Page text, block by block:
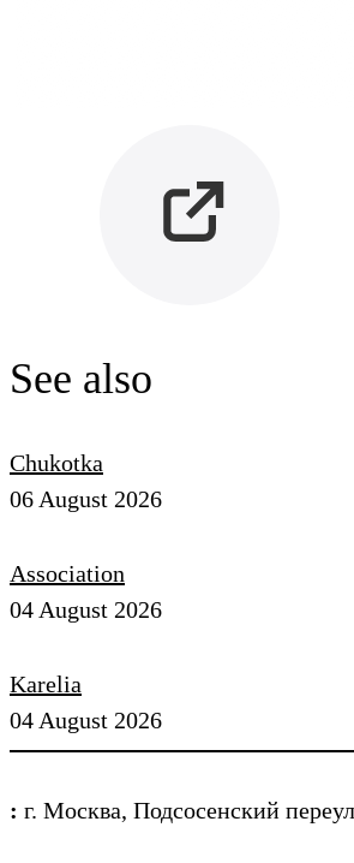
See also
Chukotka
06 August 2026
Association
04 August 2026
Karelia
04 August 2026
: г. Москва, Подсосенский